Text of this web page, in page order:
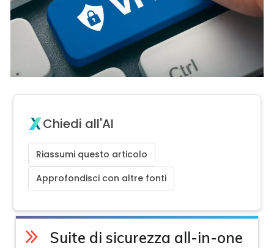
Chiedi all'AI
Riassumi questo articolo
Approfondisci con altre fonti
Suite di sicurezza all-in-one